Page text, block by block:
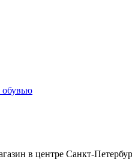
обувью
в центре Санкт-